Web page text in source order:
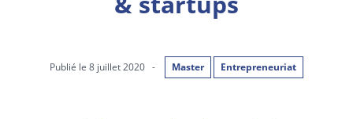
Publié le 8 juillet 2020 - Master Entrepreneuriat